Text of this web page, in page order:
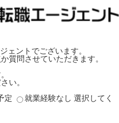
ェントでございます。
質問させていただきます。
い。
定 就業経験なし 選択してく